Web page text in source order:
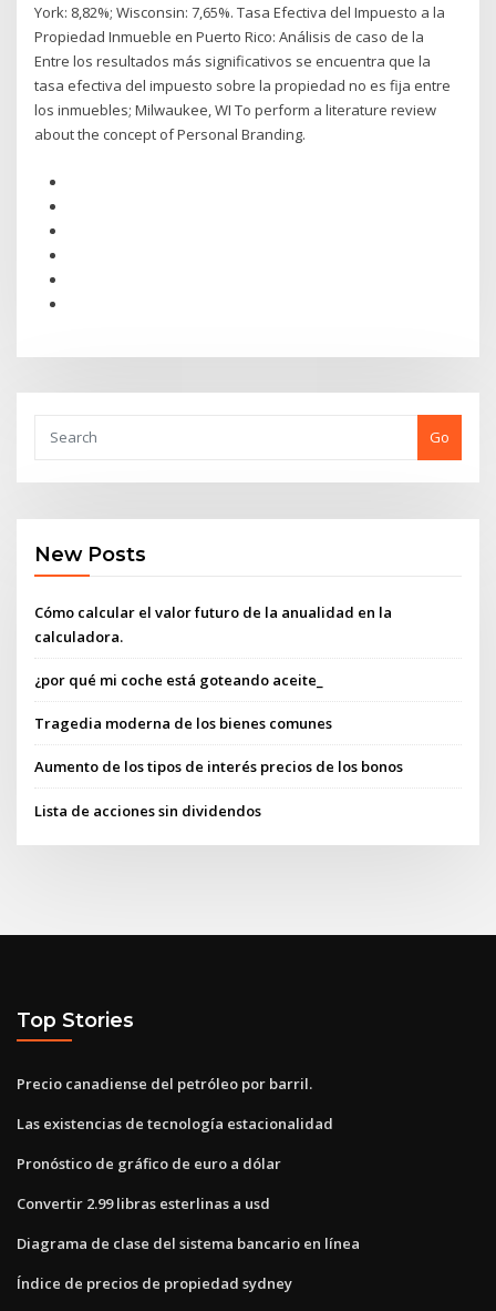
York: 8,82%; Wisconsin: 7,65%. Tasa Efectiva del Impuesto a la
Propiedad Inmueble en Puerto Rico: Análisis de caso de la
Entre los resultados más significativos se encuentra que la
tasa efectiva del impuesto sobre la propiedad no es fija entre
los inmuebles; Milwaukee, WI To perform a literature review
about the concept of Personal Branding.
Go
New Posts
Cómo calcular el valor futuro de la anualidad en la
calculadora.
¿por qué mi coche está goteando aceite_
Tragedia moderna de los bienes comunes
Aumento de los tipos de interés precios de los bonos
Lista de acciones sin dividendos
Top Stories
Precio canadiense del petróleo por barril.
Las existencias de tecnología estacionalidad
Pronóstico de gráfico de euro a dólar
Convertir 2.99 libras esterlinas a usd
Diagrama de clase del sistema bancario en línea
Índice de precios de propiedad sydney